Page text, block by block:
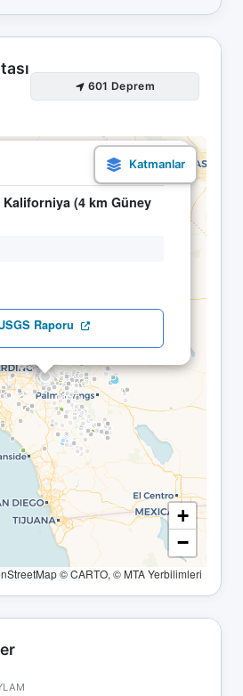
601 Deprem
09.05 12:10
Kaliforniya (4 km Güney
Raporu
×
+
−
© CARTO, © MTA Yerbilimleri